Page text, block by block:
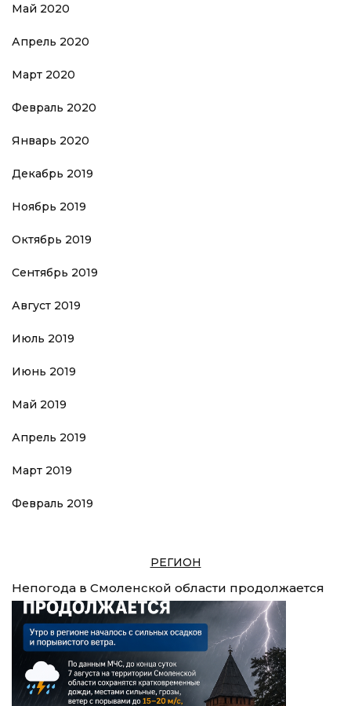
Май 2020
Апрель 2020
Март 2020
Февраль 2020
Январь 2020
Декабрь 2019
Ноябрь 2019
Октябрь 2019
Сентябрь 2019
Август 2019
Июль 2019
Июнь 2019
Май 2019
Апрель 2019
Март 2019
Февраль 2019
РЕГИОН
Непогода в Смоленской области продолжается